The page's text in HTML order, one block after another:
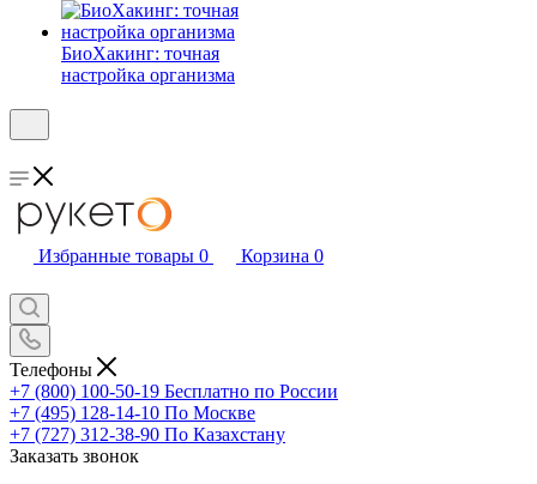
БиоХакинг: точная
настройка организма
Избранные товары 0 Корзина 0
Телефоны
+7 (800) 100-50-19 Бесплатно по России
+7 (495) 128-14-10 По Москве
+7 (727) 312-38-90 По Казахстану
Заказать звонок